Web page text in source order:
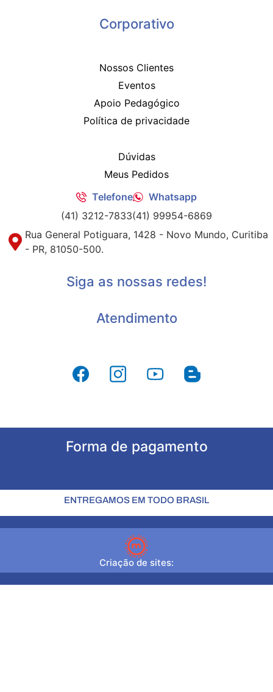
Corporativo
Nossos Clientes
Eventos
Apoio Pedagógico
Política de privacidade
Dúvidas
Meus Pedidos
Telefone
Whatsapp
(41) 3212-7833(41) 99954-6869
Rua General Potiguara, 1428 - Novo Mundo, Curitiba
- PR, 81050-500.
Siga as nossas redes!
Atendimento
Forma de pagamento
ENTREGAMOS EM TODO BRASIL
Criação de sites: